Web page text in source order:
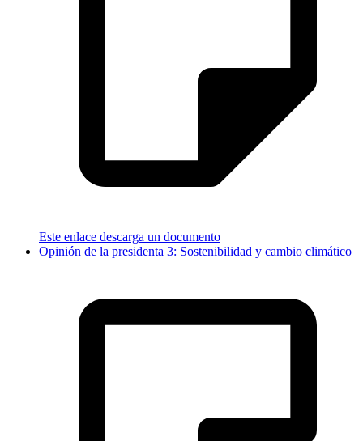
Este enlace descarga un documento
Opinión de la presidenta 3: Sostenibilidad y cambio climático